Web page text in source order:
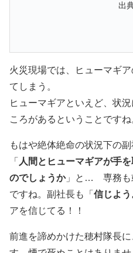
出
火災現場では、ヒューマギ
てしまう。
ヒューマギアといえど、状
ころがあるということですね
もはや絶体絶命の状況下の副
「 人間とヒューマギアが手
のでしょうか」と… 専務も
ですね。副社長も「 信じよ
アを信じてる！！
前進を諦めかけた穂村隊長